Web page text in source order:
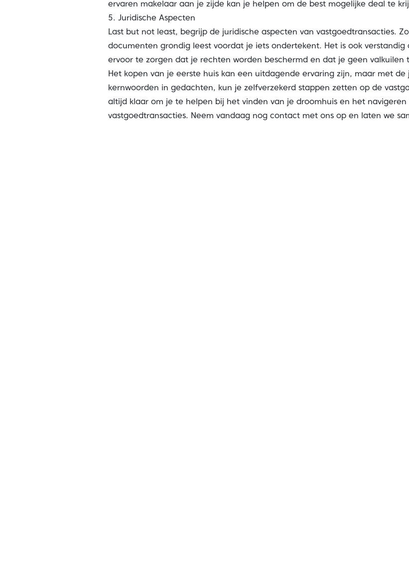
ervaren makelaar aan je zijde kan je helpen om de best mogelijke deal te
5. Juridische Aspecten
Last but not least, begrijp de juridische aspecten van vastgoedtransacties.
documenten grondig leest voordat je iets ondertekent. Het is ook verstandig
ervoor te zorgen dat je rechten worden beschermd en dat je geen valkuilen
Het kopen van je eerste huis kan een uitdagende ervaring zijn, maar met
kernwoorden in gedachten, kun je zelfverzekerd stappen zetten op de
altijd klaar om je te helpen bij het vinden van je droomhuis en het
vastgoedtransacties. Neem vandaag nog contact met ons op en laten we